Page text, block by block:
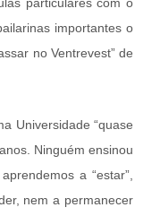
importantes o
no Ventrevest” de
Universidade “quase
Ninguém ensinou
a “estar”,
nem a permanecer